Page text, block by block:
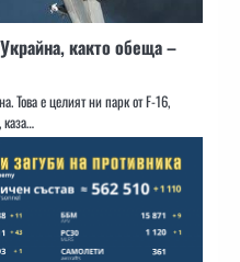
както обеща –
Това е целият ни парк от F-16,
каза…